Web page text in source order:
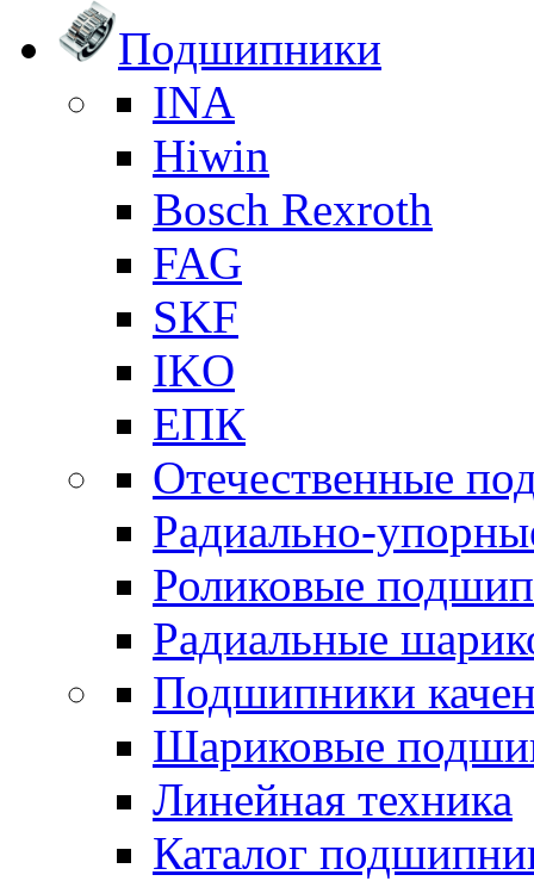
Подшипники
INA
Hiwin
Bosch Rexroth
FAG
SKF
IKO
ЕПК
Отечественные
Радиально-
Роликовые
Радиальные
Подшипники
Шариковые
Линейная техника
Каталог